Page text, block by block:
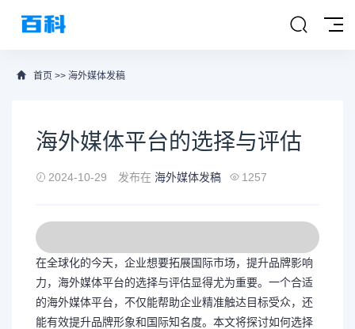
首页 >> 海外媒体发稿
海外媒体平台的选择与评估
2024-10-29 发布在 海外媒体发稿 1257
在全球化的今天，企业想要拓展国际市场，提升品牌影响
力，海外媒体平台的选择与评估显得尤为重要。一个合适
的海外媒体平台，不仅能帮助企业精准触达目标受众，还
能有效提升品牌形象和国际知名度。本文将探讨如何选择